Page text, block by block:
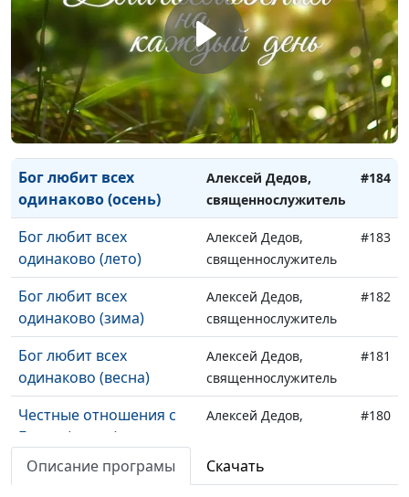
дело (лето)
священнослужитель
Не бойся и делай свое
дело (зима)
Алексей Дедов,
священнослужитель
#186
Не бойся и делай свое
дело (весна)
Алексей Дедов,
священнослужитель
#185
Бог любит всех
одинаково (осень)
Алексей Дедов,
священнослужитель
#184
Бог любит всех
одинаково (лето)
Алексей Дедов,
священнослужитель
#183
Бог любит всех
одинаково (зима)
Алексей Дедов,
священнослужитель
#182
Бог любит всех
одинаково (весна)
Алексей Дедов,
священнослужитель
#181
Честные отношения с
Богом (осень)
Алексей Дедов,
#180
Честные отношения с
Алексей Дедов,
Описание програмы Скачать